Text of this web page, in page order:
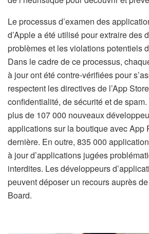
Le processus d’examen des
d’Apple a été utilisé pour extraire des
problèmes et les violations potentiels
Dans le cadre de ce processus,
à jour ont été contre-vérifiées pour
respectent les directives de l’App
confidentialité, de sécurité et de
plus de 107 000 nouveaux
applications sur la boutique avec App
dernière. En outre, 835 000
à jour d’applications jugées
interdites. Les développeurs
peuvent déposer un recours auprès
Board.